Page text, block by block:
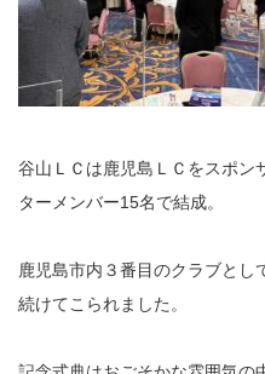
谷山ＬＣは鹿児島ＬＣをスポン
ターメンバー15名で結成。
鹿児島市内３番目のクラブとし
続けてこられました。